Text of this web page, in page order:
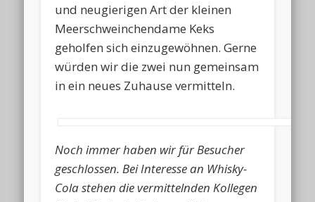
und neugierigen Art der kleinen
Meerschweinchendame Keks
geholfen sich einzugewöhnen. Gerne
würden wir die zwei nun gemeinsam
in ein neues Zuhause vermitteln.
Noch immer haben wir für Besucher
geschlossen. Bei Interesse an Whisky-
Cola stehen die vermittelnden Kollegen